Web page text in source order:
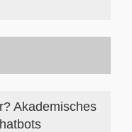
Akademisches